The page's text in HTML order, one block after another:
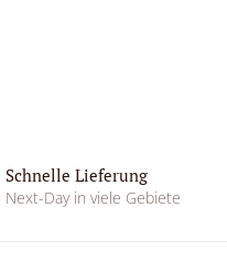
Schnelle Lieferung
Next-Day in viele Gebiete